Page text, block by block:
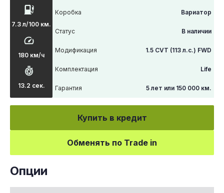
7.3 л/100 км.
180 км/ч
13.2 сек.
Коробка Вариатор
Статус В наличии
Модификация 1.5 CVT (113 л.с.) FWD
Комплектация Life
Гарантия 5 лет или 150 000 км.
Купить в кредит
Обменять по Trade in
Опции